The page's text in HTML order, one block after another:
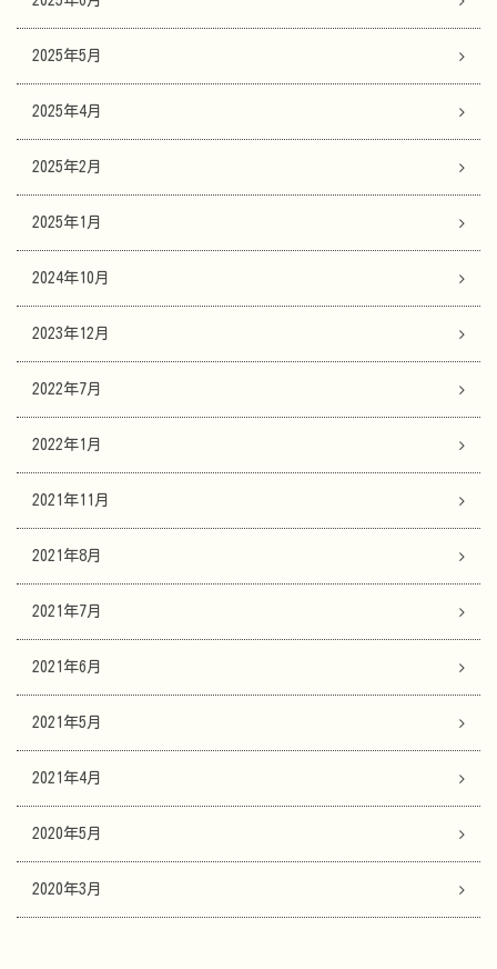
2025年5月
2025年4月
2025年2月
2025年1月
2024年10月
2023年12月
2022年7月
2022年1月
2021年11月
2021年8月
2021年7月
2021年6月
2021年5月
2021年4月
2020年5月
2020年3月